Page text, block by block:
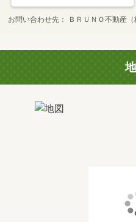
お問い合わせ先 ＢＲＵＮＯ不動産